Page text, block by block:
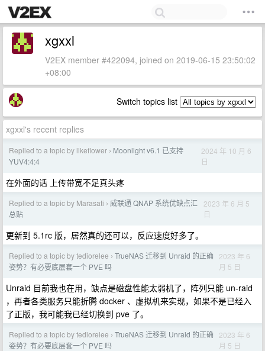
xgxxl
V2EX member #422094, joined on 2019-06-15 23:50:02
+08:00
Switch topics list
xgxxl's recent replies
Replied to a topic by likeflower › Moonlight v6.1 已支持
YUV4:4:4
2024 年 10 月 6
日
在外面的话 上传带宽不足真头疼
Replied to a topic by Marasati › 威联通 QNAP 系统优缺点汇
总贴
2023 年 6 月 5
日
更新到 5.1rc 版，居然真的还可以，反应速度好多了。
Replied to a topic by tediorelee › TrueNAS 迁移到 Unraid 的正确
姿势？有必要底层套一个 PVE 吗
2023 年 6
月 5 日
Unraid 目前我也在用，缺点是磁盘性能太弱机了，阵列只能 un-raid
，再者各类服务只能折腾 docker 、虚拟机来实现，如果不是已经入
了正版，我可能我已经切换到 pve 了。
Replied to a topic by tediorelee › TrueNAS 迁移到 Unraid 的正确
姿势？有必要底层套一个 PVE 吗
2023 年 6
月 5 日